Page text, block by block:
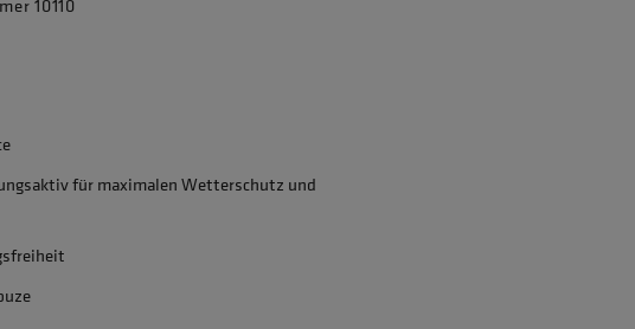
10110
für maximalen Wetterschutz und